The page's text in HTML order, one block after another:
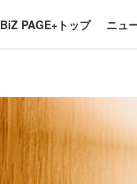
BiZ PAGE+トップ ニュ